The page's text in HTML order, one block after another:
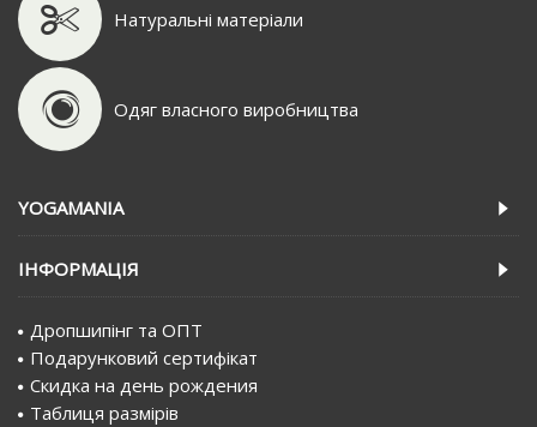
Натуральні матеріали
Одяг власного виробництва
YOGAMANIA
IНФОРМАЦIЯ
Дропшипінг та ОПТ
Подарунковий сертифiкат
Скидка на день рождения
Таблиця размірів